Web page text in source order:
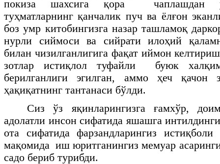
покиза шахсига қора чаплашдан
туҳматларнинг қанчалик пуч ва ёлғон
боз умр китобингизга назар ташламоқ
нурли сиймоси ва сийрати илоҳий
билан чизилганлигига фақат иймон
зотлар истиқлол туфайли буюк
берилганлиги эгилган, аммо ҳеч қачон
ҳақиқатнинг тантанаси бўлди.
Сиз ўз яқинларингизга ғамхўр,
адолатли инсон сифатида яшашга
ота сифатида фарзандларингиз
мақомида иш юритганингиз мемуар
садо бериб турибди.